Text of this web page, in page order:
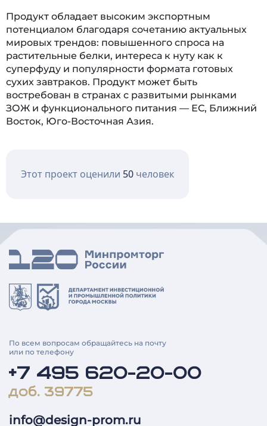
Продукт обладает высоким экспортным
потенциалом благодаря сочетанию актуальных
мировых трендов: повышенного спроса на
растительные белки, интереса к нуту как к
суперфуду и популярности формата готовых
сухих завтраков. Продукт может быть
востребован в странах с развитыми рынками
ЗОЖ и функционального питания — ЕС, Ближний
Восток, Юго-Восточная Азия.
Этот проект оценили 50 человек
По всем вопросам обращайтесь на почту
или по телефону
+7 495 620-20-00
доб. 39775
info@design-prom.ru